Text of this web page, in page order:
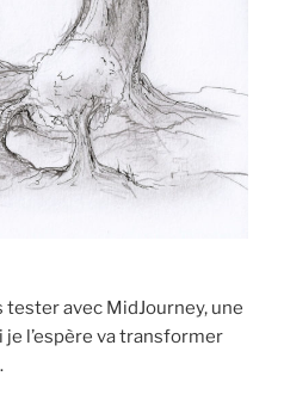
tester avec MidJourney, une
l’espère va transformer